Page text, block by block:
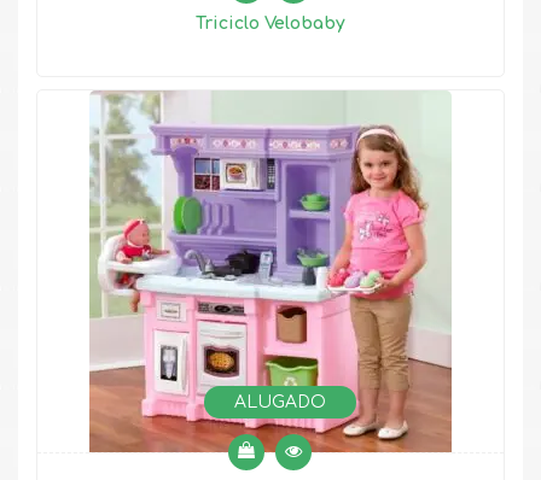
Triciclo Velobaby
ALUGADO